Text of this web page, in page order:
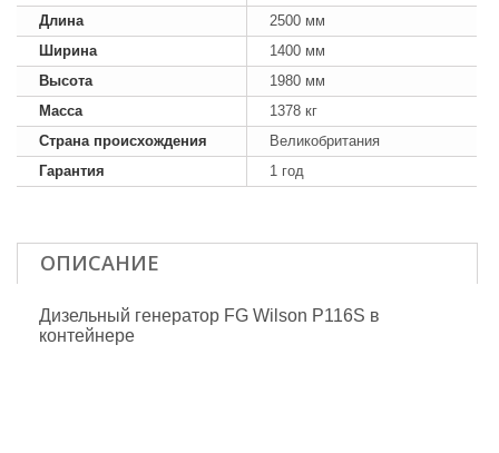
Длина
2500 мм
Ширина
1400 мм
Высота
1980 мм
Масса
1378 кг
Страна происхождения
Великобритания
Гарантия
1 год
ОПИСАНИЕ
Дизельный генератор FG Wilson P116S в
контейнере